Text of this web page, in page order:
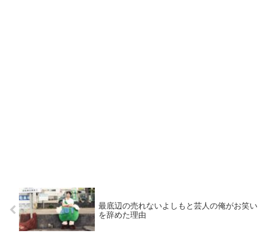
最底辺の売れないよしもと芸人の俺がお笑い
を辞めた理由